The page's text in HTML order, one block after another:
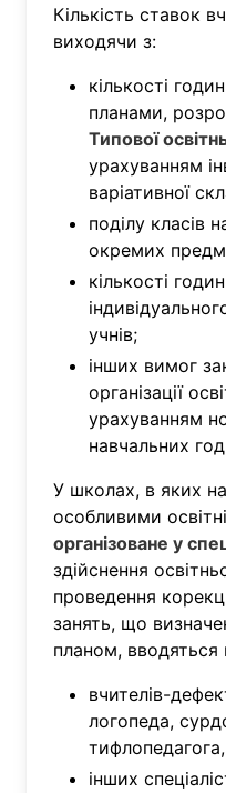
Кількість ставок
виходячи з:
кількості
планами,
Типової
урахуванням
варіативної
поділу класів
окремих
кількості
учнів;
інших вимог
організації
урахуванням
навчальних
У школах, в яких
особливими
організоване у
здійснення
проведення
занять, що
планом, вводяться
вчителів-
логопеда,
інших